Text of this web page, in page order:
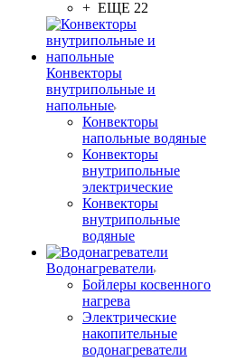
+ ЕЩЕ 22
Конвекторы
внутрипольные и
напольные
Конвекторы
напольные водяные
Конвекторы
внутрипольные
электрические
Конвекторы
внутрипольные
водяные
Водонагреватели
Бойлеры косвенного
нагрева
Электрические
накопительные
водонагреватели